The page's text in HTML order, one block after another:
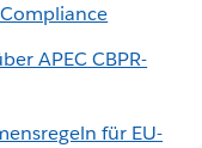
APEC CBPR-
für EU-